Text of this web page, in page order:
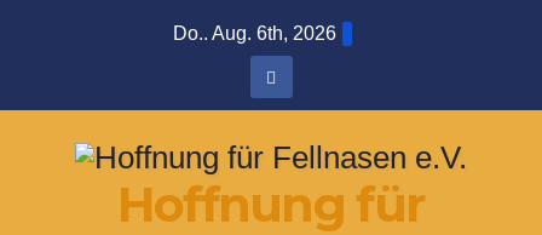
Do.. Aug. 6th, 2026
Hoffnung für